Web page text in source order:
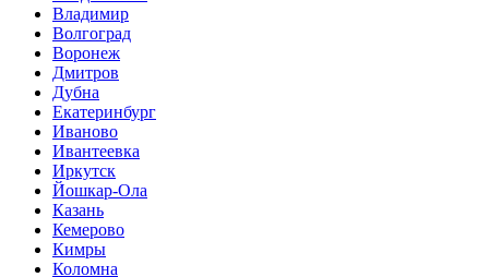
Владимир
Волгоград
Воронеж
Дмитров
Дубна
Екатеринбург
Иваново
Ивантеевка
Иркутск
Йошкар-Ола
Казань
Кемерово
Кимры
Коломна